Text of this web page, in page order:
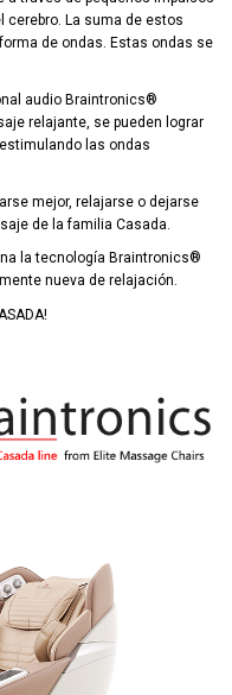
cerebro. La suma de estos
de ondas. Estas ondas se
audio Braintronics®
relajante, se pueden lograr
las ondas
mejor, relajarse o dejarse
de la familia Casada.
la tecnología Braintronics®
nueva de relajación.